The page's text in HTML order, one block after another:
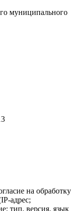
муниципального
на обработку
адрес;
тип, версия, язык